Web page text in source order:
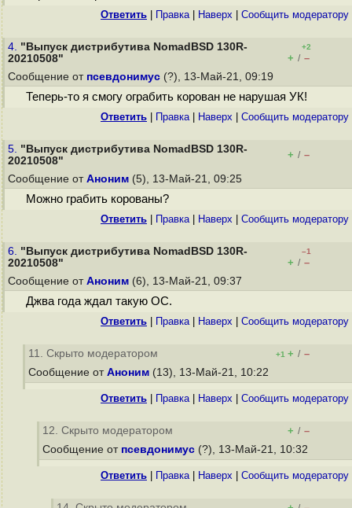
Ответить Правка| Наверх Cообщить модератору
4. "Выпуск дистрибутива NomadBSD 130R-
20210508"
+2
+ / –
Сообщение от псевдонимус (?), 13-Май-21, 09:19
Теперь-то я смогу ограбить корован не нарушая УК!
Ответить Правка| Наверх Cообщить модератору
5. "Выпуск дистрибутива NomadBSD 130R-
20210508"
+ / –
Сообщение от Аноним (5), 13-Май-21, 09:25
Можно грабить корованы?
Ответить Правка| Наверх Cообщить модератору
6. "Выпуск дистрибутива NomadBSD 130R-
20210508"
–1
+ / –
Сообщение от Аноним (6), 13-Май-21, 09:37
Джва года ждал такую ОС.
Ответить Правка| Наверх Cообщить модератору
11. Скрыто модератором +1 + / –
Сообщение от Аноним (13), 13-Май-21, 10:22
Ответить Правка| Наверх Cообщить модератору
12. Скрыто модератором + / –
Сообщение от псевдонимус (?), 13-Май-21, 10:32
Ответить Правка| Наверх Cообщить модератору